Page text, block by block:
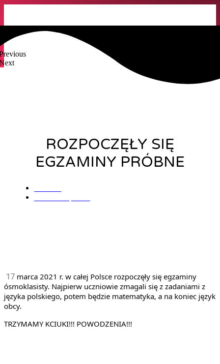
ROZPOCZĘŁY SIĘ
EGZAMINY PRÓBNE
17 marca 2021 r. w całej Polsce rozpoczęły się egzaminy
ósmoklasisty. Najpierw uczniowie zmagali się z zadaniami z
języka polskiego, potem będzie matematyka, a na koniec język
obcy.
TRZYMAMY KCIUKI!!! POWODZENIA!!!